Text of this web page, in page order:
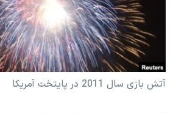
فرهنگ و زندگی
حقوق شهروندی
اقتصادی
مستندها
انتخابات ریاست جمهوری آمریکا ۲۰۲۴
حمله جمهوری اسلامی به اسرائیل
دنبال کنید
زبانهای مختلف
آتش بازی سال 2011 در پایتخت آمریکا